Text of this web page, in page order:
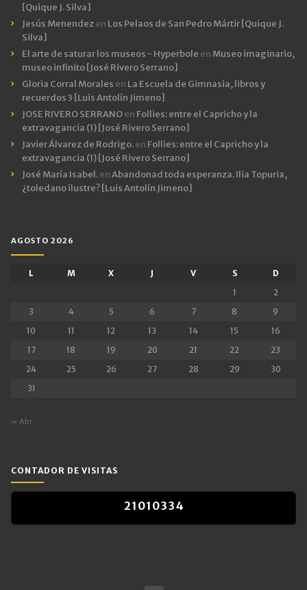
[Quique J. Silva]
Jesús Menendezen Los Pelaos de San Pedro Mártir [Quique J.
Silva]
El arte de saturar los museos - Hyperbole en Museo imaginario,
museo infinito [José Rivero Serrano]
Gloria Corral Morales en La Escuela de Gimnasia, libros y
recuerdos 3 [Luis Antolín Jimeno]
JOSE RIVERO SERRANOen Follies: entre el Capricho y la
extravagancia (1) [José Rivero Serrano]
Javier Álvarez de Rodrigo.en Follies: entre el Capricho y la
extravagancia (1) [José Rivero Serrano]
José María Isabel.enAbandonad toda esperanza. Ilia Topuria,
¿toledano ilustre? [Luis Antolín Jimeno]
AGOSTO 2026
L M X J V S
D
1
2
3
4 5 6 7 8
9
10
11 12 13 14 15
16
17
18 19 20 21 22
23
24
25 26 27 28 29
30
31
« Abr
CONTADOR DE VISITAS
21 01 0334